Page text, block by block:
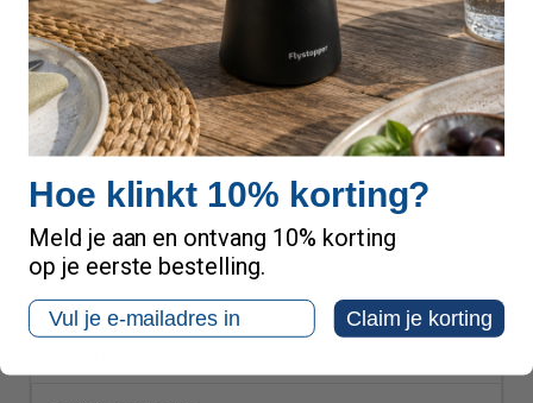
Resultaat lijkt tegen te vallen
Beoordeel over meerdere dagen of weken
Vliegen kiezen eerder voor geur dan voor licht
Verwijder de oorzaak van de vliegenplaag
Hoe klinkt 10% korting?
Meld je aan en ontvang 10% korting
op je eerste bestelling.
Email Claim je korting